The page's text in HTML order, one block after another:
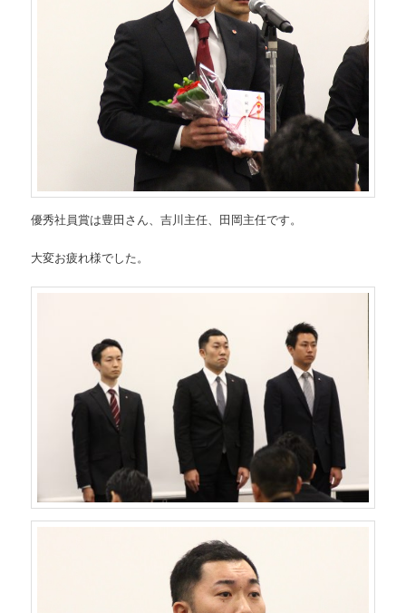
優秀社員賞は豊田さん、吉川主任、田岡主任です。
大変お疲れ様でした。